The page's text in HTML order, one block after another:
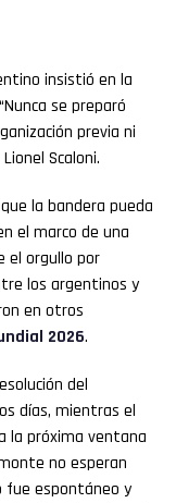
insistió en la
se preparó
previa ni
Scaloni.
la bandera pueda
el marco de una
el orgullo por
los argentinos y
en otros
2026.
del
días, mientras el
la próxima ventana
no esperan
fue espontáneo y